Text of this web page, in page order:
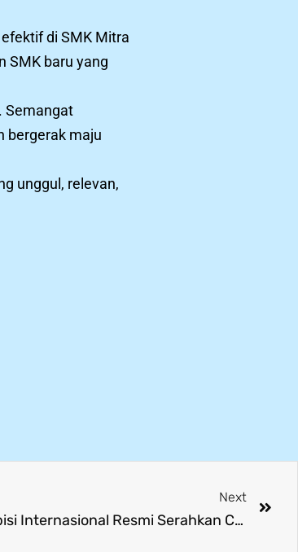
di SMK Mitra
SMK baru yang
Semangat
bergerak maju
unggul, relevan,
Next
Kolaborasi Menggema! PT Traya Eksibisi Internasional Resmi Serahkan CSR, Disambut Meriah & Penuh Energi